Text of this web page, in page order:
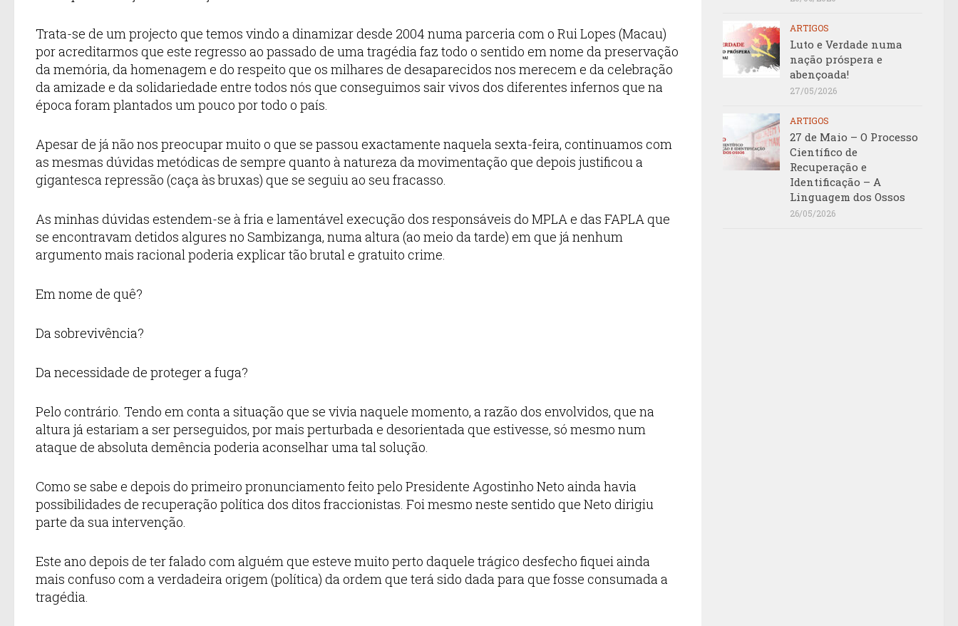
Trata-se de um projecto que temos vindo a dinamizar desde 2004 numa parceria com o Rui Lopes (Macau)
por acreditarmos que este regresso ao passado de uma tragédia faz todo o sentido em nome da preservação
da memória, da homenagem e do respeito que os milhares de desaparecidos nos merecem e da celebração
da amizade e da solidariedade entre todos nós que conseguimos sair vivos dos diferentes infernos que na
época foram plantados um pouco por todo o país.
Apesar de já não nos preocupar muito o que se passou exactamente naquela sexta-feira, continuamos com
as mesmas dúvidas metódicas de sempre quanto à natureza da movimentação que depois justificou a
gigantesca repressão (caça às bruxas) que se seguiu ao seu fracasso.
As minhas dúvidas estendem-se à fria e lamentável execução dos responsáveis do MPLA e das FAPLA que
se encontravam detidos algures no Sambizanga, numa altura (ao meio da tarde) em que já nenhum
argumento mais racional poderia explicar tão brutal e gratuito crime.
Em nome de quê?
Da sobrevivência?
Da necessidade de proteger a fuga?
Pelo contrário. Tendo em conta a situação que se vivia naquele momento, a razão dos envolvidos, que na
altura já estariam a ser perseguidos, por mais perturbada e desorientada que estivesse, só mesmo num
ataque de absoluta demência poderia aconselhar uma tal solução.
Como se sabe e depois do primeiro pronunciamento feito pelo Presidente Agostinho Neto ainda havia
possibilidades de recuperação política dos ditos fraccionistas. Foi mesmo neste sentido que Neto dirigiu
parte da sua intervenção.
Este ano depois de ter falado com alguém que esteve muito perto daquele trágico desfecho fiquei ainda
mais confuso com a verdadeira origem (política) da ordem que terá sido dada para que fosse consumada a
tragédia.
ARTIGOS
Luto e Verdade numa
nação próspera e
abençoada!
27/05/2026
ARTIGOS
27 de Maio – O Processo
Científico de
Recuperação e
Identificação – A
Linguagem dos Ossos
26/05/2026